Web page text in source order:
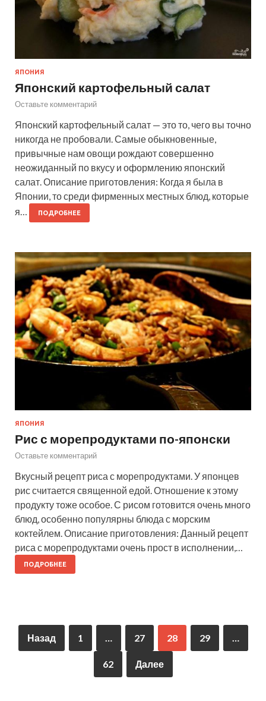
ЯПОНИЯ
Японский картофельный салат
Оставьте комментарий
Японский картофельный салат — это то, чего вы точно
никогда не пробовали. Самые обыкновенные,
привычные нам овощи рождают совершенно
неожиданный по вкусу и оформлению японский
салат. Описание приготовления: Когда я была в
Японии, то среди фирменных местных блюд, которые
я…
ПОДРОБНЕЕ
ЯПОНИЯ
Рис с морепродуктами по-японски
Оставьте комментарий
Вкусный рецепт риса с морепродуктами. У японцев
рис считается священной едой. Отношение к этому
продукту тоже особое. С рисом готовится очень много
блюд, особенно популярны блюда с морским
коктейлем. Описание приготовления: Данный рецепт
риса с морепродуктами очень прост в исполнении,…
ПОДРОБНЕЕ
Назад 1 27 28 29
62 Далее